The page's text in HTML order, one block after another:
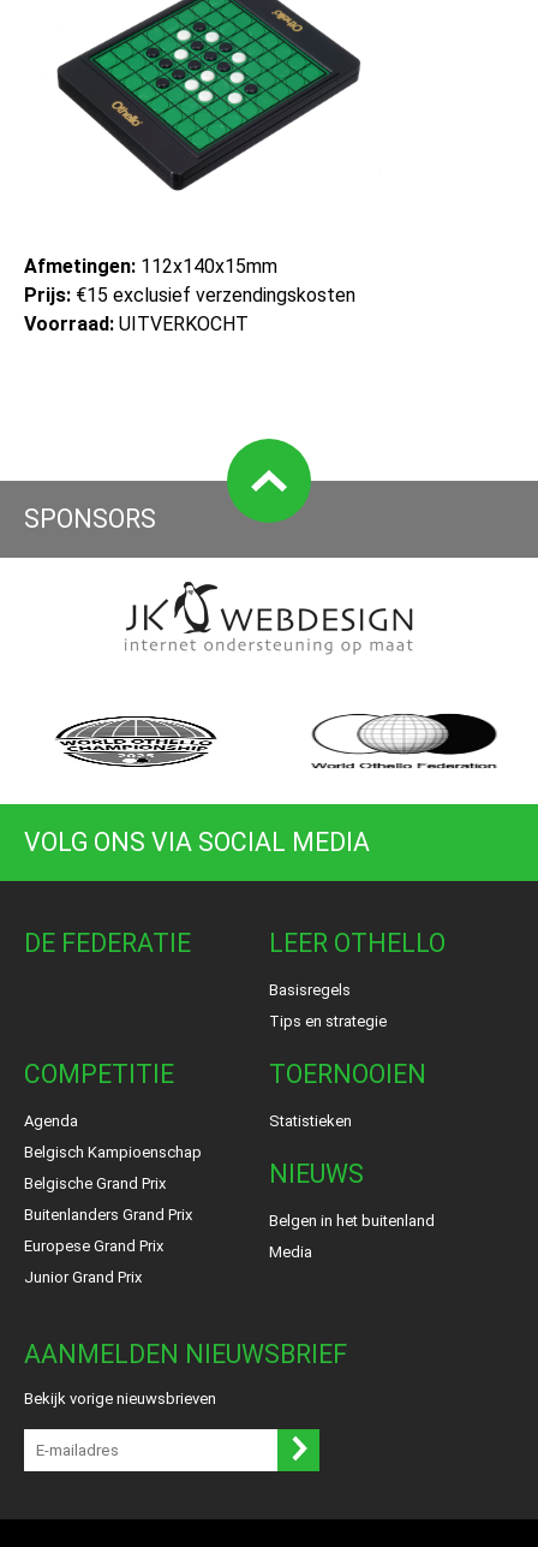
Afmetingen: 112x140x15mm
Prijs: €15 exclusief verzendingskosten
Voorraad: UITVERKOCHT
SPONSORS
VOLG ONS VIA SOCIAL MEDIA
DE FEDERATIE LEER OTHELLO
Basisregels
Tips en strategie
COMPETITIE
Agenda
Belgisch Kampioenschap
Belgische Grand Prix
Buitenlanders Grand Prix
Europese Grand Prix
Junior Grand Prix
TOERNOOIEN
Statistieken
NIEUWS
Belgen in het buitenland
Media
AANMELDEN NIEUWSBRIEF
Bekijk vorige nieuwsbrieven